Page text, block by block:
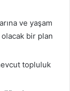
ve yaşam
bir plan
topluluk